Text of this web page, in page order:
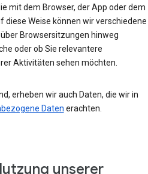
mit dem Browser, der App oder dem
Weise können wir verschiedene
Browsersitzungen hinweg
oder ob Sie relevantere
Aktivitäten sehen möchten.
erheben wir auch Daten, die wir in
Daten erachten.
unserer